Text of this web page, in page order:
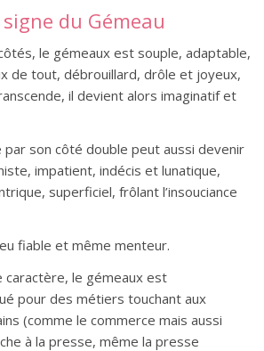
du Gémeau
le gémeaux est souple, adaptable,
de tout, débrouillard, drôle et joyeux,
il devient alors imaginatif et
par son côté double peut aussi devenir
impatient, indécis et lunatique,
superficiel, frôlant l’insouciance
fiable et même menteur.
le gémeaux est
pour des métiers touchant aux
(comme le commerce mais aussi
à la presse, même la presse